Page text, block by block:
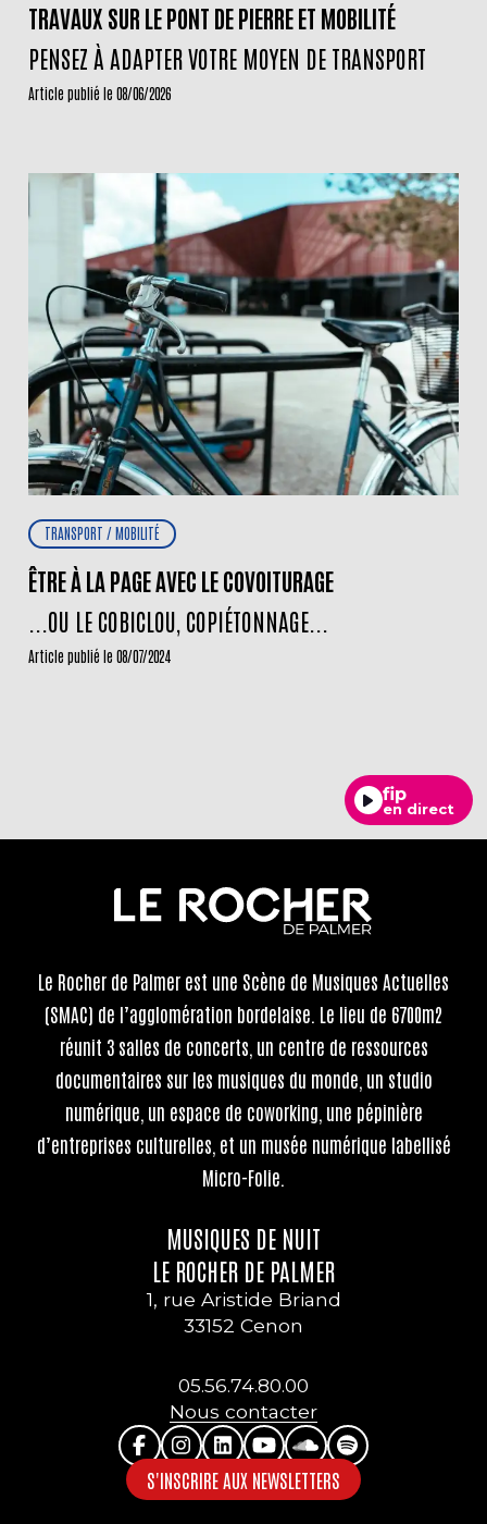
TRAVAUX SUR LE PONT DE PIERRE ET MOBILITÉ
PENSEZ À ADAPTER VOTRE MOYEN DE TRANSPORT
Article publié le 08/06/2026
TRANSPORT / MOBILITÉ
ÊTRE À LA PAGE AVEC LE COVOITURAGE
...OU LE COBICLOU, COPIÉTONNAGE...
Article publié le 08/07/2024
fip
en direct
Le Rocher de Palmer est une Scène de Musiques Actuelles
(SMAC) de l’agglomération bordelaise. Le lieu de 6700m2
réunit 3 salles de concerts, un centre de ressources
documentaires sur les musiques du monde, un studio
numérique, un espace de coworking, une pépinière
d’entreprises culturelles, et un musée numérique labellisé
Micro-Folie.
MUSIQUES DE NUIT
LE ROCHER DE PALMER
1, rue Aristide Briand
33152 Cenon
05.56.74.80.00
Nous contacter
S'INSCRIRE AUX NEWSLETTERS